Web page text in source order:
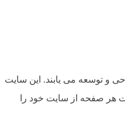
و توسعه می یابند. این سایت
هر صفحه از سایت خود را